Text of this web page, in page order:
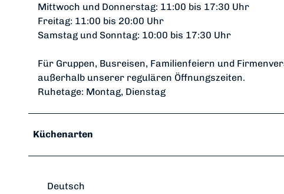
Mittwoch und Donnerstag: 11:00 bis 17:30 Uhr
Freitag: 11:00 bis 20:00 Uhr
Samstag und Sonntag: 10:00 bis 17:30 Uhr
Für Gruppen, Busreisen, Familienfeiern und
außerhalb unserer regulären Öffnungszeiten.
Ruhetage: Montag, Dienstag
Küchenarten
Deutsch